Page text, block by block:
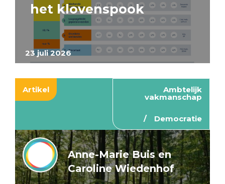
23 juli 2026
het klovenspook
Artikel Ambtelijk
vakmanschap
Democratie
Anne-Marie Buis en
Caroline Wiedenhof